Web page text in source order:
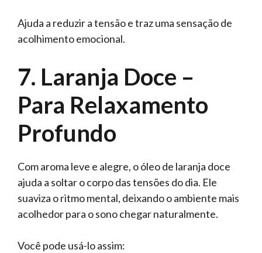
Ajuda a reduzir a tensão e traz uma sensação de
acolhimento emocional.
7. Laranja Doce –
Para Relaxamento
Profundo
Com aroma leve e alegre, o óleo de laranja doce
ajuda a soltar o corpo das tensões do dia. Ele
suaviza o ritmo mental, deixando o ambiente mais
acolhedor para o sono chegar naturalmente.
Você pode usá-lo assim: